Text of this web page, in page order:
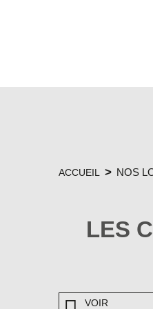
ACCUEIL NOS
LES
VOIR